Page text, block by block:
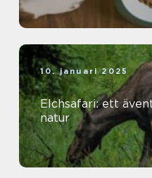
10. januari 2025
Elchsafari: ett
natur